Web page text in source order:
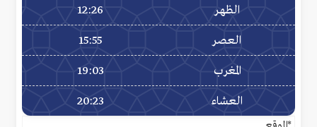
الظهر 12:26
العصر 15:55
المغرب 19:03
العشاء 20:23